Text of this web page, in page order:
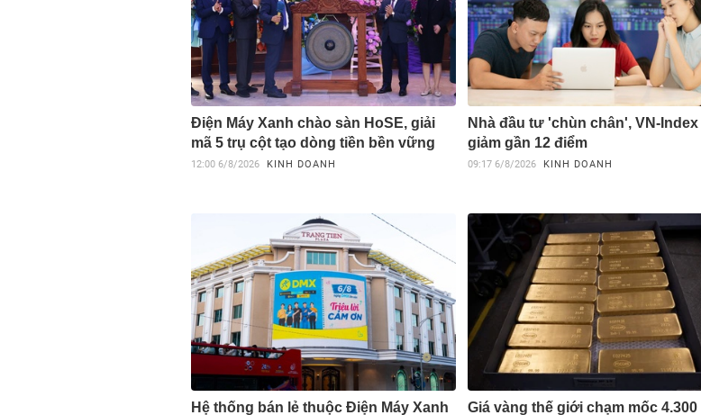
Điện Máy Xanh chào sàn HoSE, giải
mã 5 trụ cột tạo dòng tiền bền vững
12:00 6/8/2026 KINH DOANH
Nhà đầu tư 'chùn chân', VN-Index
giảm gần 12 điểm
09:17 6/8/2026 KINH DOANH
Hệ thống bán lẻ thuộc Điện Máy Xanh
Giá vàng thế giới chạm mốc 4.300